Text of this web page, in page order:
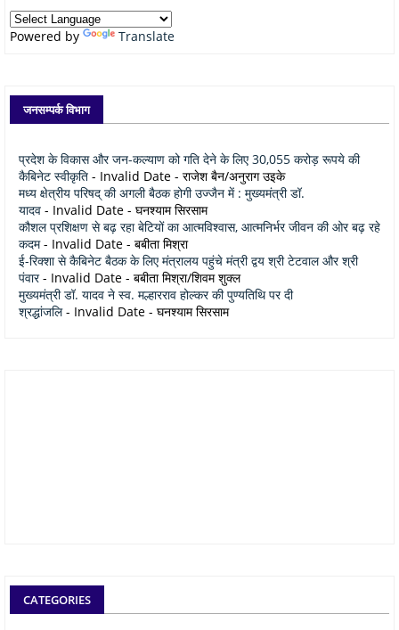
Powered by Translate
जनसम्पर्क विभाग
प्रदेश के विकास और जन-कल्याण को गति देने के लिए 30,055 करोड़ रूपये की
कैबिनेट स्वीकृति - Invalid Date - राजेश बैन/अनुराग उइके
मध्य क्षेत्रीय परिषद् की अगली बैठक होगी उज्जैन में : मुख्यमंत्री डॉ.
यादव - Invalid Date - घनश्याम सिरसाम
कौशल प्रशिक्षण से बढ़ रहा बेटियों का आत्मविश्वास, आत्मनिर्भर जीवन की ओर बढ़ रहे
कदम- Invalid Date - बबीता मिश्रा
ई-रिक्शा से कैबिनेट बैठक के लिए मंत्रालय पहुंचे मंत्री द्वय श्री टेटवाल और श्री
पंवार- Invalid Date - बबीता मिश्रा/शिवम शुक्ल
मुख्यमंत्री डॉ. यादव ने स्व. मल्हारराव होल्कर की पुण्यतिथि पर दी
श्रद्धांजलि- Invalid Date - घनश्याम सिरसाम
CATEGORIES